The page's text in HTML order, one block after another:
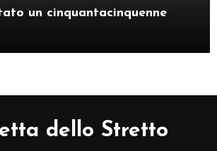
un cinquantacinquenne
dello Stretto